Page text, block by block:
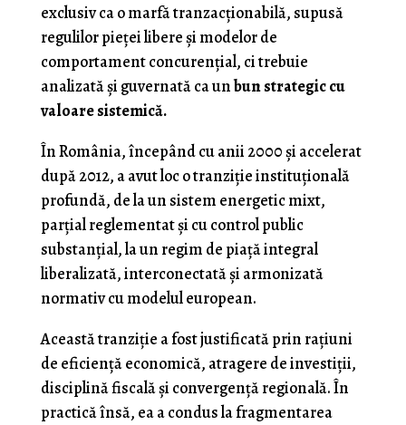
exclusiv ca o marfă tranzacționabilă, supusă
regulilor pieței libere și modelor de
comportament concurențial, ci trebuie
analizată și guvernată ca unbun strategic cu
valoare sistemică.
În România, începând cu anii 2000 și accelerat
după 2012, a avut loc o tranziție instituțională
profundă, de la un sistem energetic mixt,
parțial reglementat și cu control public
substanțial, la un regim de piață integral
liberalizată, interconectată și armonizată
normativ cu modelul european.
Această tranziție a fost justificată prin rațiuni
de eficiență economică, atragere de investiții,
disciplină fiscală și convergență regională. În
practică însă, ea a condus la fragmentarea